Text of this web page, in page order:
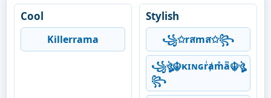
Cool
Killerrama
Stylish
꧁✩rสmส✩꧂
꧁ঔৣ☬κɪɴɢrͥⱥmͣaͫ☬ঔৣ
꧂